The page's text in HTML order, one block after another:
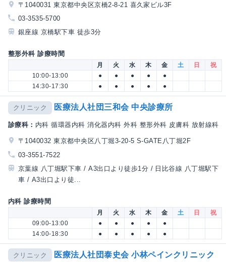
〒1040031 東京都中央区京橋2-8-21 喜久家ビル3F
03-3535-5700
銀座線 京橋駅下車 徒歩3分
整形外科 診療時間
月 火 水 木 金 土 日
祝
10:00-13:00
● ● ● ●
●
14:30-17:30
● ● ● ● ●
クリニック 医療法人社団三和会 中央診療所
診療科： 内科 循環器内科 消化器内科 外科 整形外科 皮膚科 放射線科
〒1040032 東京都中央区八丁堀3-20-5 S-GATE八丁堀2F
03-3551-7522
京葉線 八丁堀駅下車 / A3出口より徒歩1分 / 日比谷線 八丁堀駅下
車 / A3出口より徒...
内科 診療時間
月 火 水 木 金 土 日
祝
09:00-13:00
● ● ● ●
●
14:00-18:30
● ● ● ● ●
クリニック
医療法人社団泰史会 小林ペインクリニック